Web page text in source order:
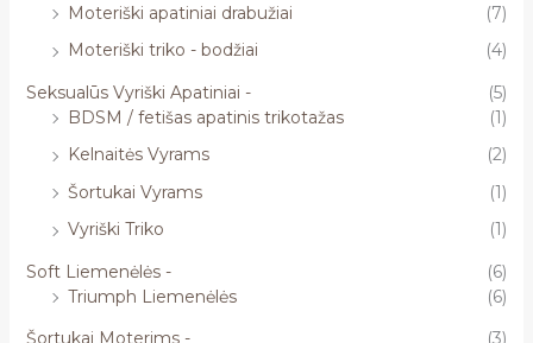
Moteriški apatiniai drabužiai
(7)
Moteriški triko - bodžiai
(4)
Seksualūs Vyriški Apatiniai -
(5)
BDSM / fetišas apatinis trikotažas
(1)
Kelnaitės Vyrams
(2)
Šortukai Vyrams
(1)
Vyriški Triko
(1)
Soft Liemenėlės -
(6)
Triumph Liemenėlės
(6)
Šortukai Moterims -
(3)